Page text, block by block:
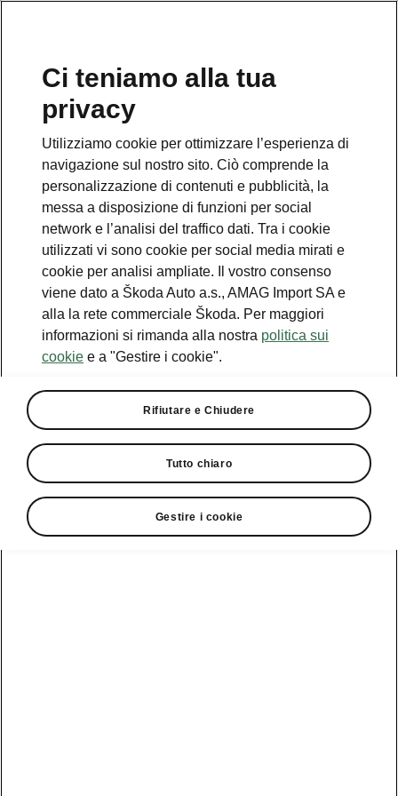
Ci teniamo alla tua
privacy
Utilizziamo cookie per ottimizzare l’esperienza di
navigazione sul nostro sito. Ciò comprende la
personalizzazione di contenuti e pubblicità, la
messa a disposizione di funzioni per social
network e l’analisi del traffico dati. Tra i cookie
utilizzati vi sono cookie per social media mirati e
cookie per analisi ampliate. Il vostro consenso
viene dato a Škoda Auto a.s., AMAG Import SA e
alla la rete commerciale Škoda. Per maggiori
informazioni si rimanda alla nostra politica sui
cookie e a "Gestire i cookie".
Rifiutare e Chiudere
Tutto chiaro
Gestire i cookie